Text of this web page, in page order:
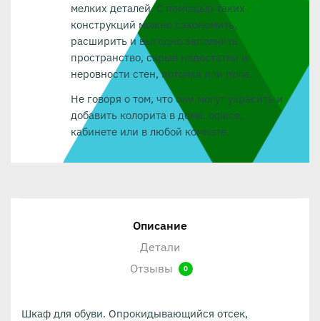
мелких деталей. С помощью таких
конструкций можно сэкономить,
расширить и выгодно заполнить
пространство, скрыв недостатки и
неровности стен, потолка или пола.
Не говоря о том, что они могут украсить и
добавить колорита в доме, офисе,
кабинете или в любой комнате.
Описание
Детали
Отзывы
0
Шкаф для обуви. Опрокидывающийся отсек,